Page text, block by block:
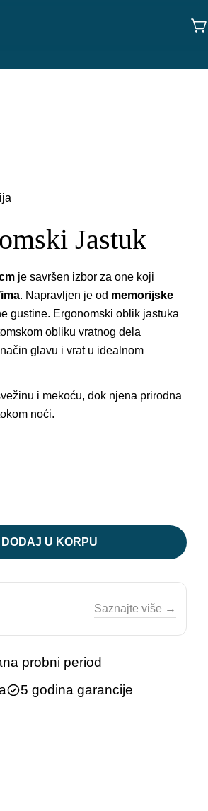
Jastuk
je savršen izbor za one koji
. Napravljen je od memorijske
gustine. Ergonomski oblik jastuka
obliku vratnog dela
glavu i vrat u idealnom
i mekoću, dok njena prirodna
noći.
VERA ANATOMSKI JASTUK
ZA ALOE VERA ANATOMSKI
DODAJ U KORPU
Saznajte više →
probni period
5 godina garancije